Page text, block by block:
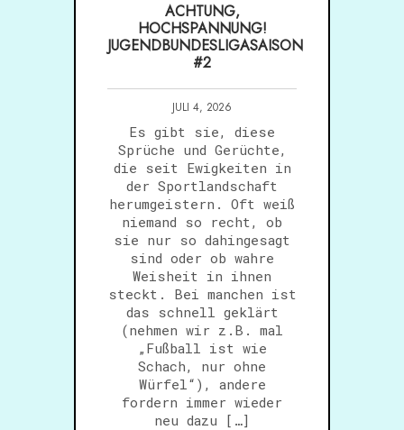
ACHTUNG,
HOCHSPANNUNG!
JUGENDBUNDESLIGASAISON
#2
JULI 4, 2026
Es gibt sie, diese
Sprüche und Gerüchte,
die seit Ewigkeiten in
der Sportlandschaft
herumgeistern. Oft weiß
niemand so recht, ob
sie nur so dahingesagt
sind oder ob wahre
Weisheit in ihnen
steckt. Bei manchen ist
das schnell geklärt
(nehmen wir z.B. mal
„Fußball ist wie
Schach, nur ohne
Würfel“), andere
fordern immer wieder
neu dazu […]